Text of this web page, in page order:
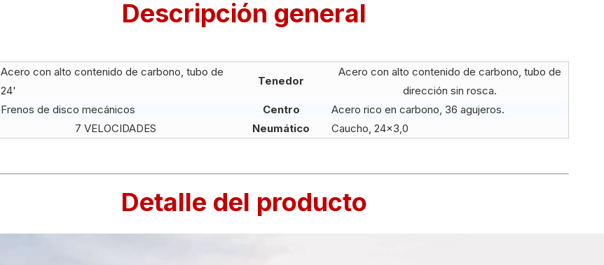
Descripción general
Acero con alto contenido de carbono, tubo de
24'
Tenedor
Acero con alto contenido de carbono, tubo de
dirección sin rosca.
Frenos de disco mecánicos Centro
Acero rico en carbono, 36 agujeros.
7 VELOCIDADES Neumático Caucho, 24×3,0
Detalle del producto